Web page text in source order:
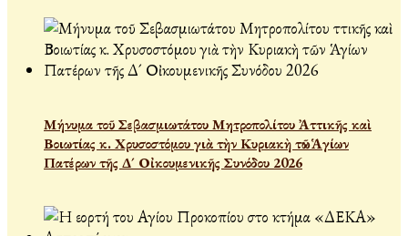
Μήνυμα τοῦ Σεβασμιωτάτου Μητροπολίτου Ἀττικῆς καὶ
Βοιωτίας κ. Χρυσοστόμου γιὰ τὴν Κυριακὴ τῶν Ἁγίων
Πατέρων τῆς Δ´ Οἰκουμενικῆς Συνόδου 2026